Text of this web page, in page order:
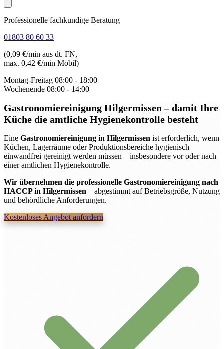
Professionelle fachkundige Beratung
01803 80 60 33
(0,09 €/min aus dt. FN,
max. 0,42 €/min Mobil)
Montag-Freitag 08:00 - 18:00
Wochenende 08:00 - 14:00
Gastronomiereinigung Hilgermissen– damit Ihre
Küche die amtliche Hygienekontrolle besteht
Eine Gastronomiereinigung in Hilgermissen ist erforderlich, wenn
Küchen, Lagerräume oder Produktionsbereiche hygienisch
einwandfrei gereinigt werden müssen – insbesondere vor oder nach
einer amtlichen Hygienekontrolle.
Wir übernehmen die professionelle Gastronomiereinigung nach
HACCP in Hilgermissen – abgestimmt auf Betriebsgröße, Nutzung
und behördliche Anforderungen.
Kostenloses Angebot anfordern